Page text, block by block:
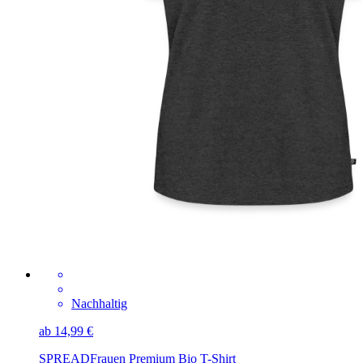
Nachhaltig
ab 14,99 €
SPREADFrauen Premium Bio T-Shirt